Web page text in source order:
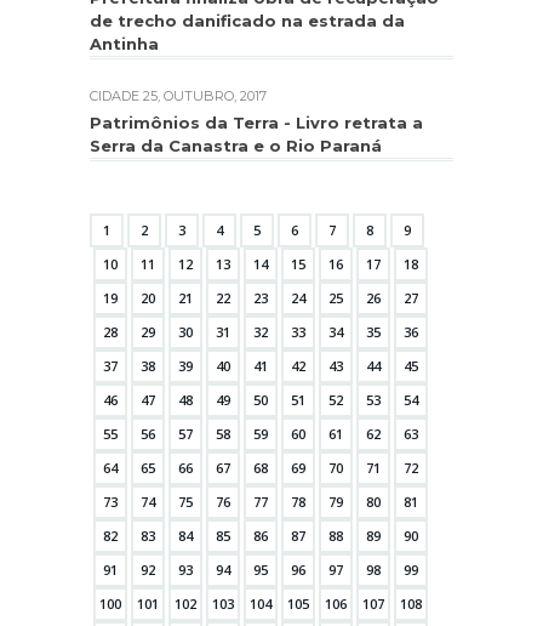
de trecho danificado na estrada da
Antinha
CIDADE 25, OUTUBRO, 2017
Patrimônios da Terra - Livro retrata a
Serra da Canastra e o Rio Paraná
1 2 3 4 5 6 7 8
9
10
11 12 13 14 15 16 17
18
19
20 21 22 23 24 25 26
27
28
29 30 31 32 33 34 35
36
37
38 39 40 41 42 43 44
45
46
47 48 49 50 51 52 53
54
55
56 57 58 59 60 61 62
63
64
65 66 67 68 69 70 71
72
73
74 75 76 77 78 79 80
81
82
83 84 85 86 87 88 89
90
91
92 93 94 95 96 97 98
99
100
101 102 103 104 105 106 107
108